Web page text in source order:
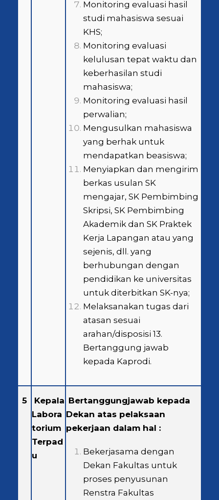
Monitoring evaluasi hasil
studi mahasiswa sesuai
KHS;
Monitoring evaluasi
kelulusan tepat waktu dan
keberhasilan studi
mahasiswa;
Monitoring evaluasi hasil
perwalian;
Mengusulkan mahasiswa
yang berhak untuk
mendapatkan beasiswa;
Menyiapkan dan mengirim
berkas usulan SK
mengajar, SK Pembimbing
Skripsi, SK Pembimbing
Akademik dan SK Praktek
Kerja Lapangan atau yang
sejenis, dll. yang
berhubungan dengan
pendidikan ke universitas
untuk diterbitkan SK-nya;
Melaksanakan tugas dari
atasan sesuai
arahan/disposisi 13.
Bertanggung jawab
kepada Kaprodi.
5
Kepala
Labora
torium
Terpad
u
Bertanggungjawab kepada
Dekan atas pelaksaan
pekerjaan dalam hal :
Bekerjasama dengan
Dekan Fakultas untuk
proses penyusunan
Renstra Fakultas